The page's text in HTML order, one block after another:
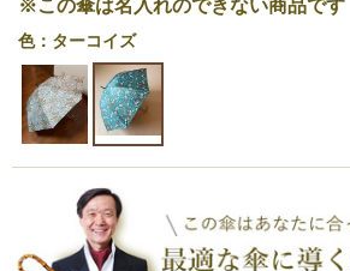
※この傘は名入れのできない商品です
色：ターコイズ